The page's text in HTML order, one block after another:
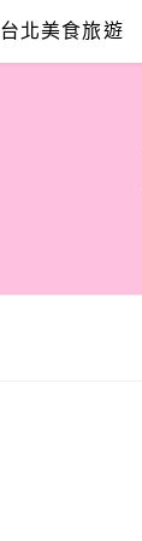
台北美食旅遊